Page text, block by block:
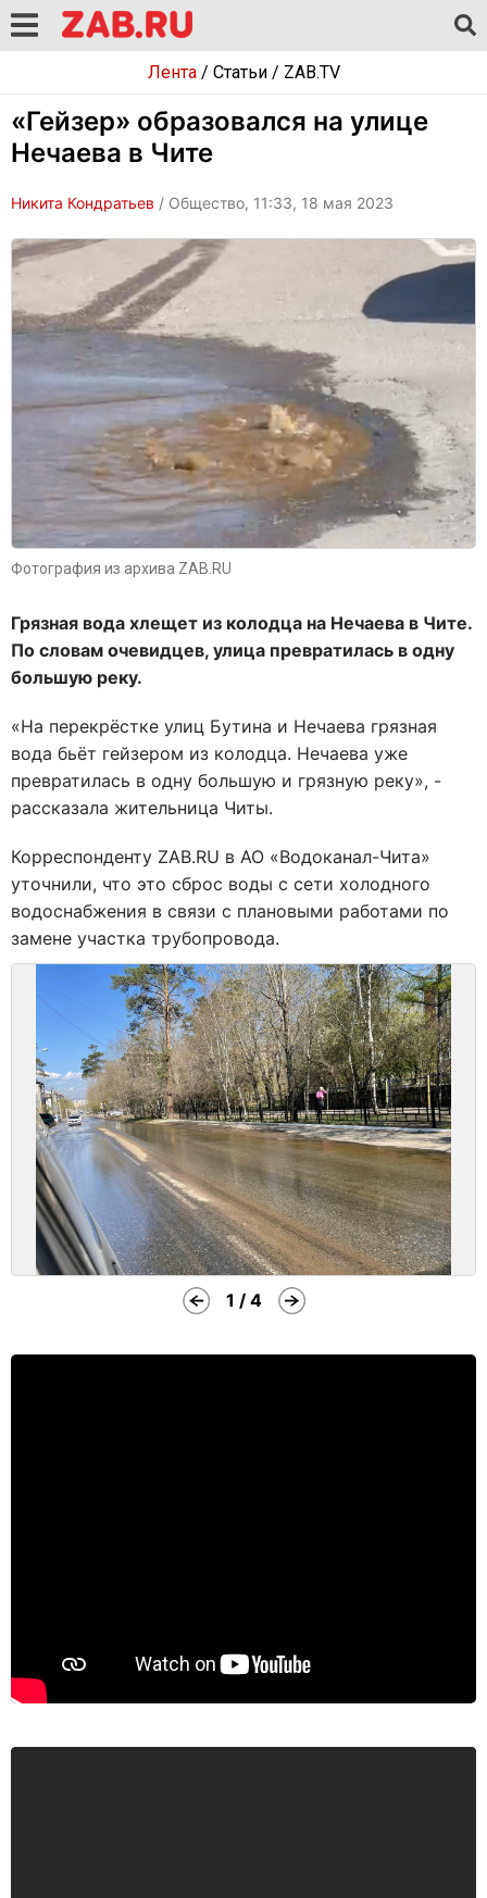
Лента/ Статьи/ ZAB.TV
«Гейзер» образовался на улице
Нечаева в Чите
Никита Кондратьев / Общество, 11:33, 18 мая 2023
Фотография из архива ZAB.RU
Грязная вода хлещет из колодца на Нечаева в Чите.
По словам очевидцев, улица превратилась в одну
большую реку.
«На перекрёстке улиц Бутина и Нечаева грязная
вода бьёт гейзером из колодца. Нечаева уже
превратилась в одну большую и грязную реку», -
рассказала жительница Читы.
Корреспонденту ZAB.RU в АО «Водоканал-Чита»
уточнили, что это сброс воды с сети холодного
водоснабжения в связи с плановыми работами по
замене участка трубопровода.
1 / 4